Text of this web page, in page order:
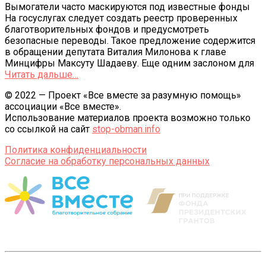
Вымогатели часто маскируются под известные фонды
На госуслугах следует создать реестр проверенных
благотворительных фондов и предусмотреть
безопасные переводы. Такое предложение содержится
в обращении депутата Виталия Милонова к главе
Минцифры Максуту Шадаеву. Еще одним заслоном для
Читать дальше…
© 2022 — Проект «Все вместе за разумную помощь»
ассоциации «Все вместе».
Использование материалов проекта возможно только
со ссылкой на сайт stop-obman.info
Политика конфиденциальности
Согласие на обработку персональных данных